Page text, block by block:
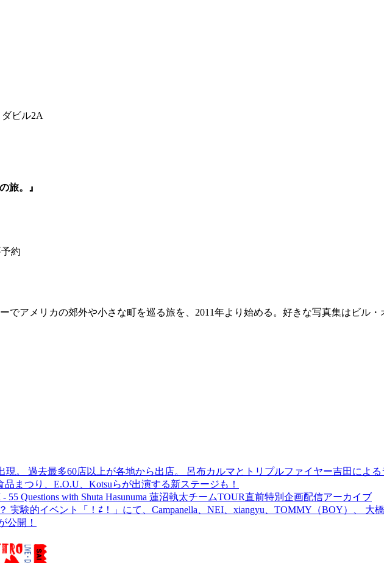
ビル2A
旅。』
約
でアメリカの郊外や小さな町を巡る旅を、2011年より始める。好きな写真集はビル
。 過去最多60店以上が各地から出店。 呂布カルマとトリプルファイヤー吉田による
まつり、E.O.U、Kotsuらが出演する新ステージも！
Questions with Shuta Hasunuma 蓮沼執太チームTOUR直前特別企画配信アーカイブ
実験的イベント「！⇄！」にて、Campanella、NEI、xiangyu、TOMMY（BOY）、 大
公開！